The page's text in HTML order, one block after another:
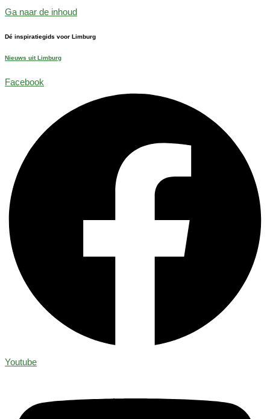
Ga naar de inhoud
Dé inspiratiegids voor Limburg
Nieuws uit Limburg
Facebook
Youtube